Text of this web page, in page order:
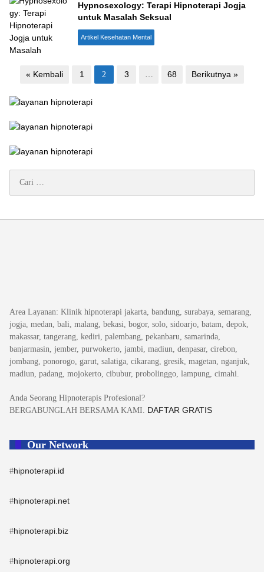
Hypnosexology: Terapi Hipnoterapi Jogja
untuk Masalah Seksual
Artikel Kesehatan Mental
Paginasi
« Kembali 1 2 3 … 68 Berikutnya »
untuk:
Area Layanan: Klinik hipnoterapi jakarta, bandung, surabaya, semarang,
jogja, medan, bali, malang, bekasi, bogor, solo, sidoarjo, batam, depok,
makassar, tangerang, kediri, palembang, pekanbaru, samarinda,
banjarmasin, jember, purwokerto, jambi, madiun, denpasar, cirebon,
jombang, ponorogo, garut, salatiga, cikarang, gresik, magetan, nganjuk,
madiun, padang, mojokerto, cibubur, probolinggo, lampung, cimahi.
Anda Seorang Hipnoterapis Profesional?
BERGABUNGLAH BERSAMA KAMI.
DAFTAR GRATIS
Our Network
#hipnoterapi.id
#hipnoterapi.net
#hipnoterapi.biz
#hipnoterapi.org